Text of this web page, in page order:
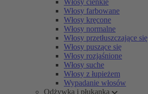
Włosy cienkie
Włosy farbowane
Włosy kręcone
Włosy normalne
Włosy przetłuszczające się
Włosy puszące się
Włosy rozjaśnione
Włosy suche
Włosy z łupieżem
Wypadanie włosów
Odżywka i płukanka